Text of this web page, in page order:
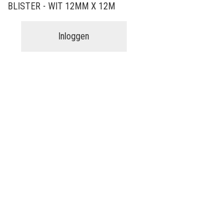
BLISTER - WIT 12MM X 12M
Inloggen